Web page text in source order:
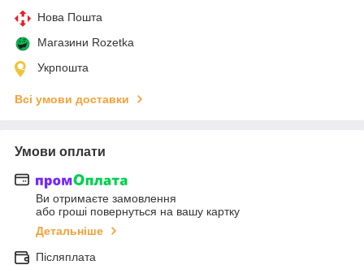
Нова Пошта
Магазини Rozetka
Укрпошта
Всі умови доставки
Умови оплати
Ви отримаєте замовлення
або гроші повернуться на вашу картку
Детальніше
Післяплата